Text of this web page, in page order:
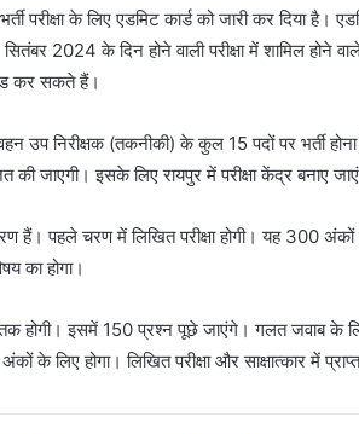
परीक्षा के लिए एडमिट कार्ड को जारी कर दिया
2024 के दिन होने वाली परीक्षा में शामिल
कर सकते हैं।
उप निरीक्षक (तकनीकी) के कुल 15 पदों पर भर्ती
की जाएगी। इसके लिए रायपुर में परीक्षा केंद्र बनाए
हैं। पहले चरण में लिखित परीक्षा होगी। यह 300
का होगा।
होगी। इसमें 150 प्रश्न पूछे जाएंगे। गलत जवाब के
अंकों के लिए होगा। लिखित परीक्षा और साक्षात्कार में